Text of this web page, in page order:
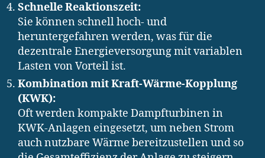
Schnelle Reaktionszeit:
Sie können schnell hoch- und
heruntergefahren werden, was für die
dezentrale Energieversorgung mit variablen
Lasten von Vorteil ist.
Kombination mit Kraft-Wärme-Kopplung
(KWK):
Oft werden kompakte Dampfturbinen in
KWK-Anlagen eingesetzt, um neben Strom
auch nutzbare Wärme bereitzustellen und so